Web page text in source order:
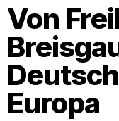
Von
Europa